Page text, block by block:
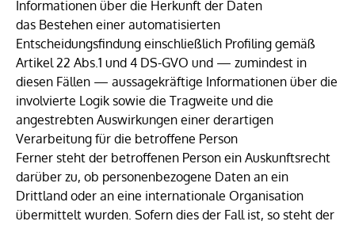
Informationen über die Herkunft der Daten
das Bestehen einer automatisierten
Entscheidungsfindung einschließlich Profiling gemäß
Artikel 22 Abs.1 und 4 DS-GVO und — zumindest in
diesen Fällen — aussagekräftige Informationen über die
involvierte Logik sowie die Tragweite und die
angestrebten Auswirkungen einer derartigen
Verarbeitung für die betroffene Person
Ferner steht der betroffenen Person ein Auskunftsrecht
darüber zu, ob personenbezogene Daten an ein
Drittland oder an eine internationale Organisation
übermittelt wurden. Sofern dies der Fall ist, so steht der